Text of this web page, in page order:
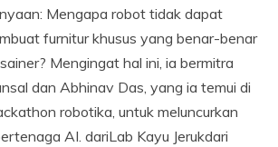
Mengapa robot tidak dapat
furnitur khusus yang benar-benar
Mengingat hal ini, ia bermitra
dan Abhinav Das, yang ia temui di
robotika, untuk meluncurkan
AI. dariLab Kayu Jerukdari